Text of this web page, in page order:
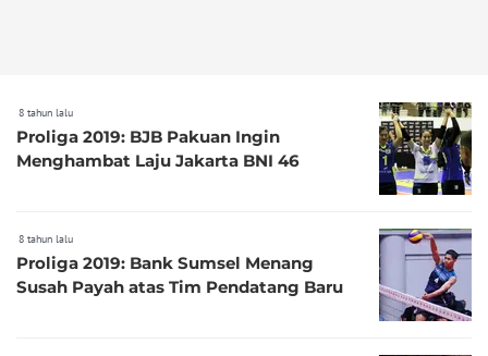
8 tahun lalu
Proliga 2019: BJB Pakuan Ingin
Menghambat Laju Jakarta BNI 46
8 tahun lalu
Proliga 2019: Bank Sumsel Menang